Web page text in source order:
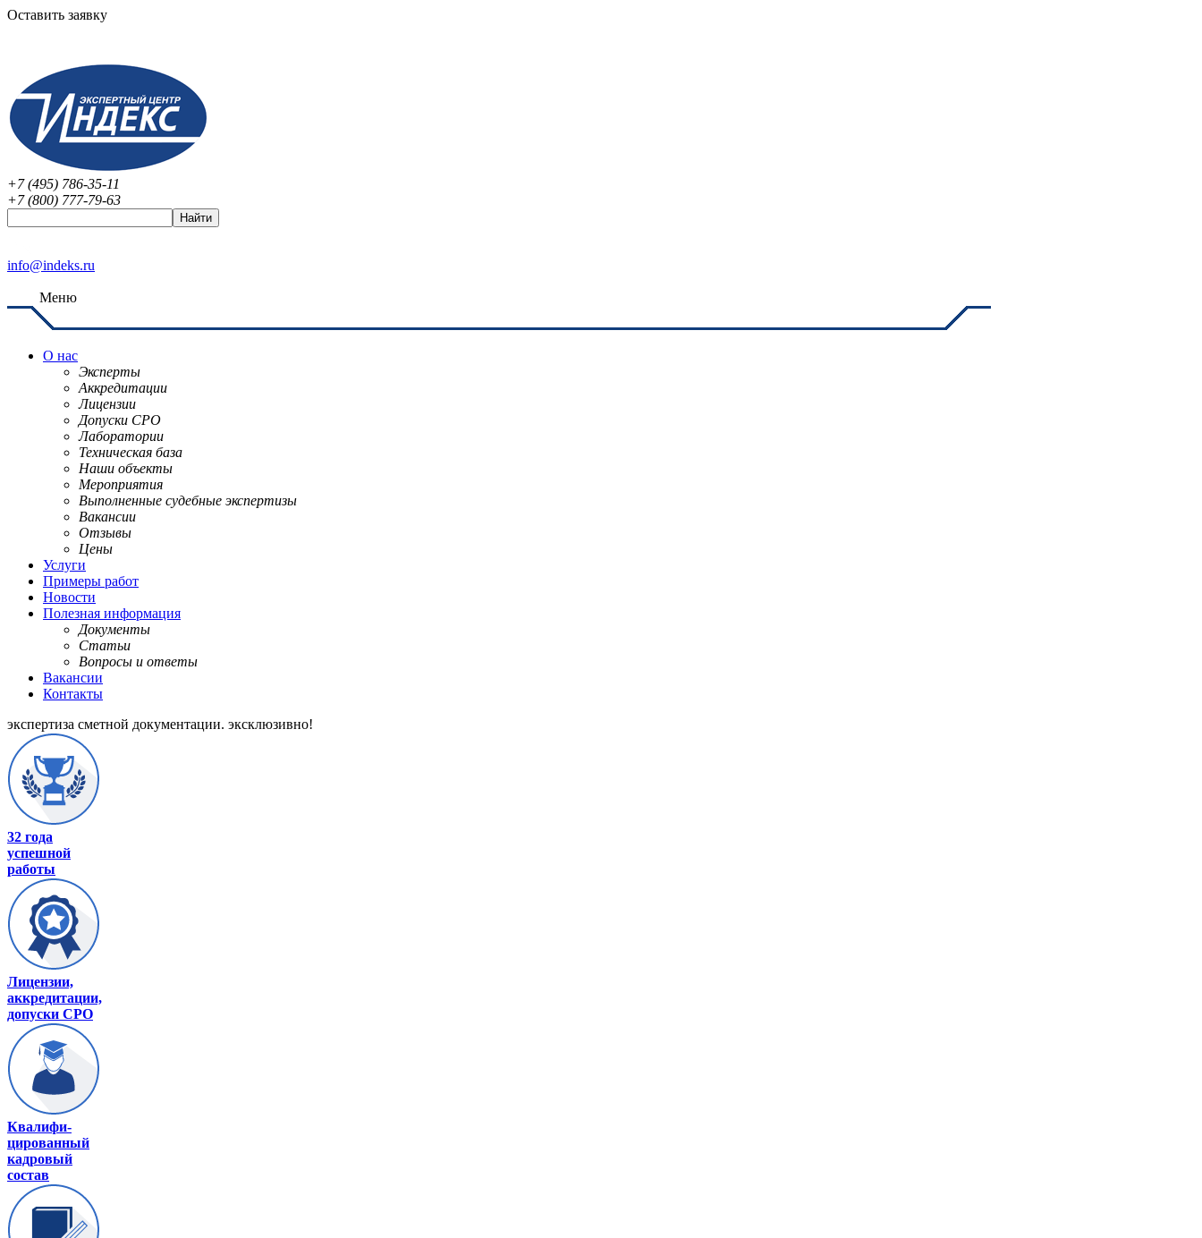
Оставить заявку
+7 (495) 786-35-11
+7 (800) 777-79-63
info@indeks.ru
Меню
О нас
Эксперты
Аккредитации
Лицензии
Допуски СРО
Лаборатории
Техническая база
Наши объекты
Мероприятия
Выполненные судебные экспертизы
Вакансии
Отзывы
Цены
Услуги
Примеры работ
Новости
Полезная информация
Документы
Статьи
Вопросы и ответы
Вакансии
Контакты
экспертиза сметной документации. эксклюзивно!
32 года
успешной
работы
Лицензии,
аккредитации,
допуски СРО
Квалифи-
цированный
кадровый
состав